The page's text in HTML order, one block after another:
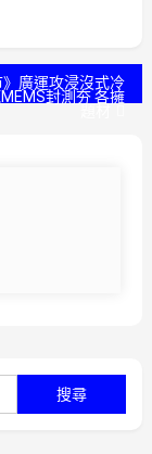
》廣運攻浸沒式冷
封測夯 各擁
尋